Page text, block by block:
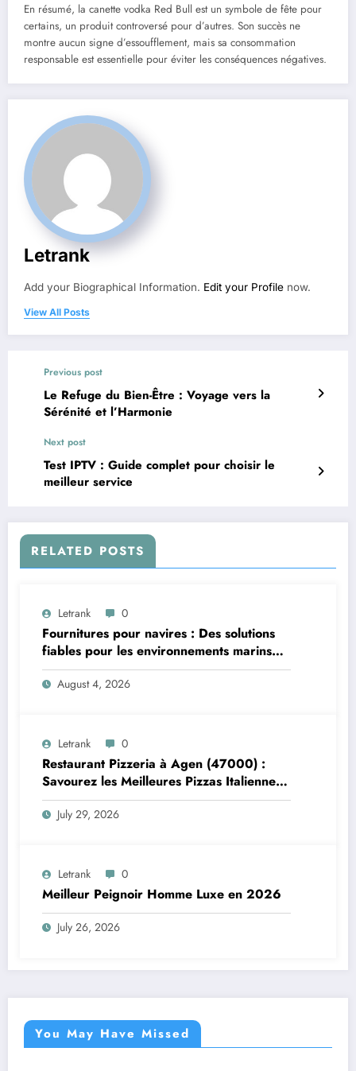
En résumé, la canette vodka Red Bull est un symbole de fête pour
certains, un produit controversé pour d’autres. Son succès ne
montre aucun signe d’essoufflement, mais sa consommation
responsable est essentielle pour éviter les conséquences négatives.
Letrank
Add your Biographical Information. Edit your Profile now.
View All Posts
Previous post
Le Refuge du Bien-Être : Voyage vers la
Sérénité et l’Harmonie
Next post
Test IPTV : Guide complet pour choisir le
meilleur service
RELATED POSTS
Letrank 0
Fournitures pour navires : Des solutions
fiables pour les environnements marins
exigeants
August 4, 2026
Letrank 0
Restaurant Pizzeria à Agen (47000) :
Savourez les Meilleures Pizzas Italiennes
chez Trattoria Pasta Pizza Brax
July 29, 2026
Letrank 0
Meilleur Peignoir Homme Luxe en 2026
July 26, 2026
You May Have Missed